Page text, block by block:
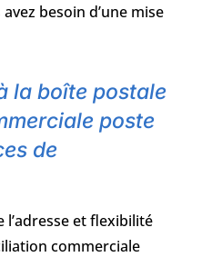
besoin d’une mise
la boîte postale
poste
de
l’adresse et flexibilité
commerciale